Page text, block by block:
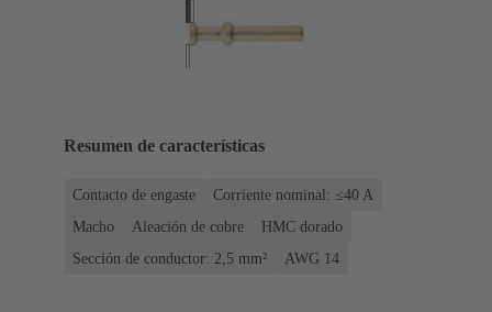
Resumen de características
Contacto de engaste
Corriente nominal: ≤40 A
Macho
Aleación de cobre
HMC dorado
Sección de conductor: 2,5 mm²
AWG 14